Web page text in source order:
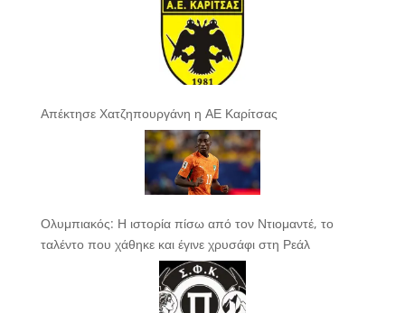
Απέκτησε Χατζηπουργάνη η ΑΕ Καρίτσας
Ολυμπιακός: Η ιστορία πίσω από τον Ντιομαντέ, το
ταλέντο που χάθηκε και έγινε χρυσάφι στη Ρεάλ